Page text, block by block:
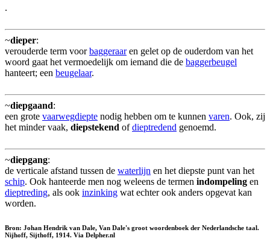
.
~dieper:
verouderde term voorbaggeraaren gelet op de ouderdom van het
woord gaat het vermoedelijk om iemand die de baggerbeugel
hanteert; een beugelaar.
~diepgaand:
een grote vaarwegdiepte nodig hebben om te kunnen varen. Ook, zij
het minder vaak, diepstekend ofdieptredend genoemd.
~diepgang:
de verticale afstand tussen de waterlijn en het diepste punt van het
schip. Ook hanteerde men nog weleens de termen indompeling en
dieptreding, als ook inzinking wat echter ook anders opgevat kan
worden.
Bron: Johan Hendrik van Dale, Van Dale's groot woordenboek der Nederlandsche taal.
Nijhoff, Sijthoff, 1914. Via Delpher.nl